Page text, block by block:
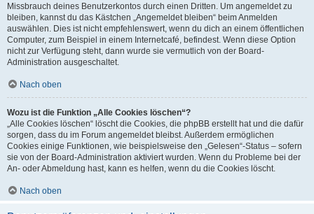
Missbrauch deines Benutzerkontos durch einen Dritten. Um angemeldet zu
bleiben, kannst du das Kästchen „Angemeldet bleiben“ beim Anmelden
auswählen. Dies ist nicht empfehlenswert, wenn du dich an einem öffentlichen
Computer, zum Beispiel in einem Internetcafé, befindest. Wenn diese Option
nicht zur Verfügung steht, dann wurde sie vermutlich von der Board-
Administration ausgeschaltet.
Nach oben
Wozu ist die Funktion „Alle Cookies löschen“?
„Alle Cookies löschen“ löscht die Cookies, die phpBB erstellt hat und die dafür
sorgen, dass du im Forum angemeldet bleibst. Außerdem ermöglichen
Cookies einige Funktionen, wie beispielsweise den „Gelesen“-Status – sofern
sie von der Board-Administration aktiviert wurden. Wenn du Probleme bei der
An- oder Abmeldung hast, kann es helfen, wenn du die Cookies löscht.
Nach oben